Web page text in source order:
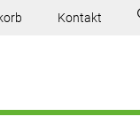
Kontakt